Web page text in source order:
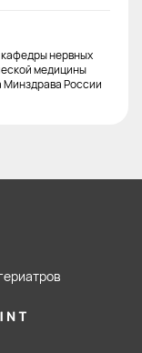
нервных
медицины
России